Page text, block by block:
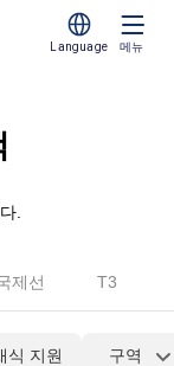
Language 메뉴
.
제선 T3
식 지원 구역